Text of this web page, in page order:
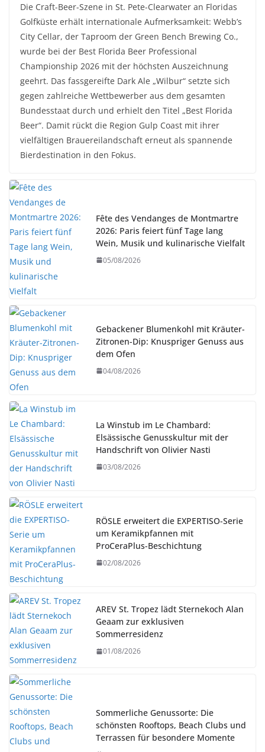
Die Craft-Beer-Szene in St. Pete-Clearwater an Floridas
Golfküste erhält internationale Aufmerksamkeit: Webb’s
City Cellar, der Taproom der Green Bench Brewing Co.,
wurde bei der Best Florida Beer Professional
Championship 2026 mit der höchsten Auszeichnung
geehrt. Das fassgereifte Dark Ale „Wilbur“ setzte sich
gegen zahlreiche Wettbewerber aus dem gesamten
Bundesstaat durch und erhielt den Titel „Best Florida
Beer“. Damit rückt die Region Gulp Coast mit ihrer
vielfältigen Brauereilandschaft erneut als spannende
Bierdestination in den Fokus.
Fête des Vendanges de Montmartre
2026: Paris feiert fünf Tage lang
Wein, Musik und kulinarische Vielfalt
05/08/2026
Gebackener Blumenkohl mit Kräuter-
Zitronen-Dip: Knuspriger Genuss aus
dem Ofen
04/08/2026
La Winstub im Le Chambard:
Elsässische Genusskultur mit der
Handschrift von Olivier Nasti
03/08/2026
RÖSLE erweitert die EXPERTISO-Serie
um Keramikpfannen mit
ProCeraPlus-Beschichtung
02/08/2026
AREV St. Tropez lädt Sternekoch Alan
Geaam zur exklusiven
Sommerresidenz
01/08/2026
Sommerliche Genussorte: Die
schönsten Rooftops, Beach Clubs und
Terrassen für besondere Momente